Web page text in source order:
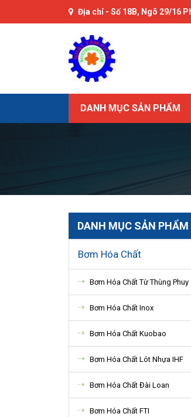
Địa chỉ - Số 18B, Ngõ 29/16
DANH MỤC SẢN PHẨM
DANH MỤC SẢN PHẨM
Bơm Hóa Chất
Bơm Hóa Chất Từ Thùng Phuy
Bơm Hóa Chất Inox
Bơm Hóa Chất Kuobao
Bơm Hóa Chất Lót Nhựa IHF
Bơm Hóa Chất Đài Loan
Bơm Hóa Chất FTI